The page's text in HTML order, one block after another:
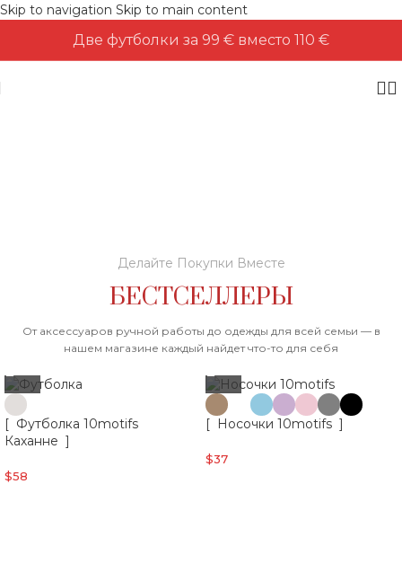
Skip to navigation Skip to main content
Две футболки за 99 € вместо 110 €
«Я ТЕБЯ ЛЮБЛЮ»
Делайте Покупки Вместе
БЕСТСЕЛЛЕРЫ
От аксессуаров ручной работы до одежды для всей семьи — в
нашем магазине каждый найдет что-то для себя
[ Футболка 10motifs
Каханне ]
$58
[ Носочки 10motifs ]
$37